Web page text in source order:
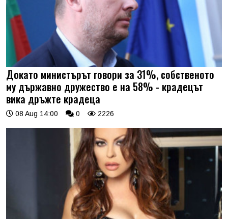
Докато министърът говори за 31%, собственото
му държавно дружество е на 58% - крадецът
вика дръжте крадеца
08 Aug 14:00 0 2226